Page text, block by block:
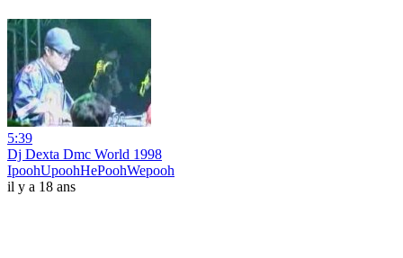
5:39
Dj Dexta Dmc World 1998
IpoohUpoohHePoohWepooh
il y a 18 ans